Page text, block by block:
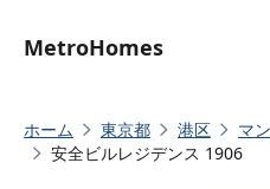
MetroHomes
ホーム 東京都 港区
マ
安全ビルレジデンス 1906